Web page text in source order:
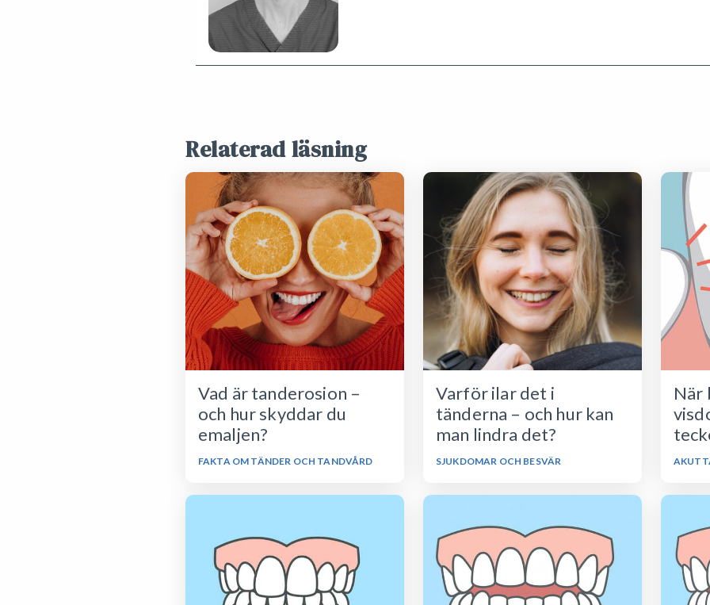
Relaterad läsning
Vad är tanderosion –
och hur skyddar du
emaljen?
FAKTA OM TÄNDER OCH TANDVÅRD
Varför ilar det i
tänderna – och hur kan
man lindra det?
SJUKDOMAR OCH BESVÄR
När